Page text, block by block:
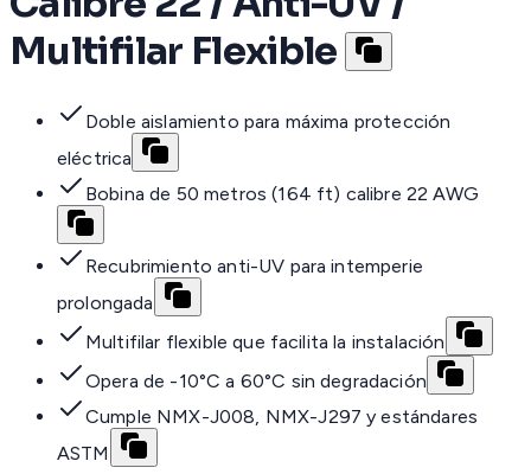
Multifilar Flexible
Doble aislamiento para máxima protección
eléctrica
Bobina de 50 metros (164 ft) calibre 22 AWG
Recubrimiento anti-UV para intemperie
prolongada
Multifilar flexible que facilita la instalación
Opera de -10°C a 60°C sin degradación
Cumple NMX-J008, NMX-J297 y estándares
ASTM